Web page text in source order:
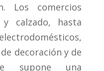
Los comercios
calzado, hasta
decoración y de
supone una